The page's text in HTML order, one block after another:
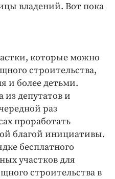
владений. Вот пока
которые можно
строительства,
и более детьми.
из депутатов и
раз
проработать
благой инициативы.
бесплатного
участков для
строительства в